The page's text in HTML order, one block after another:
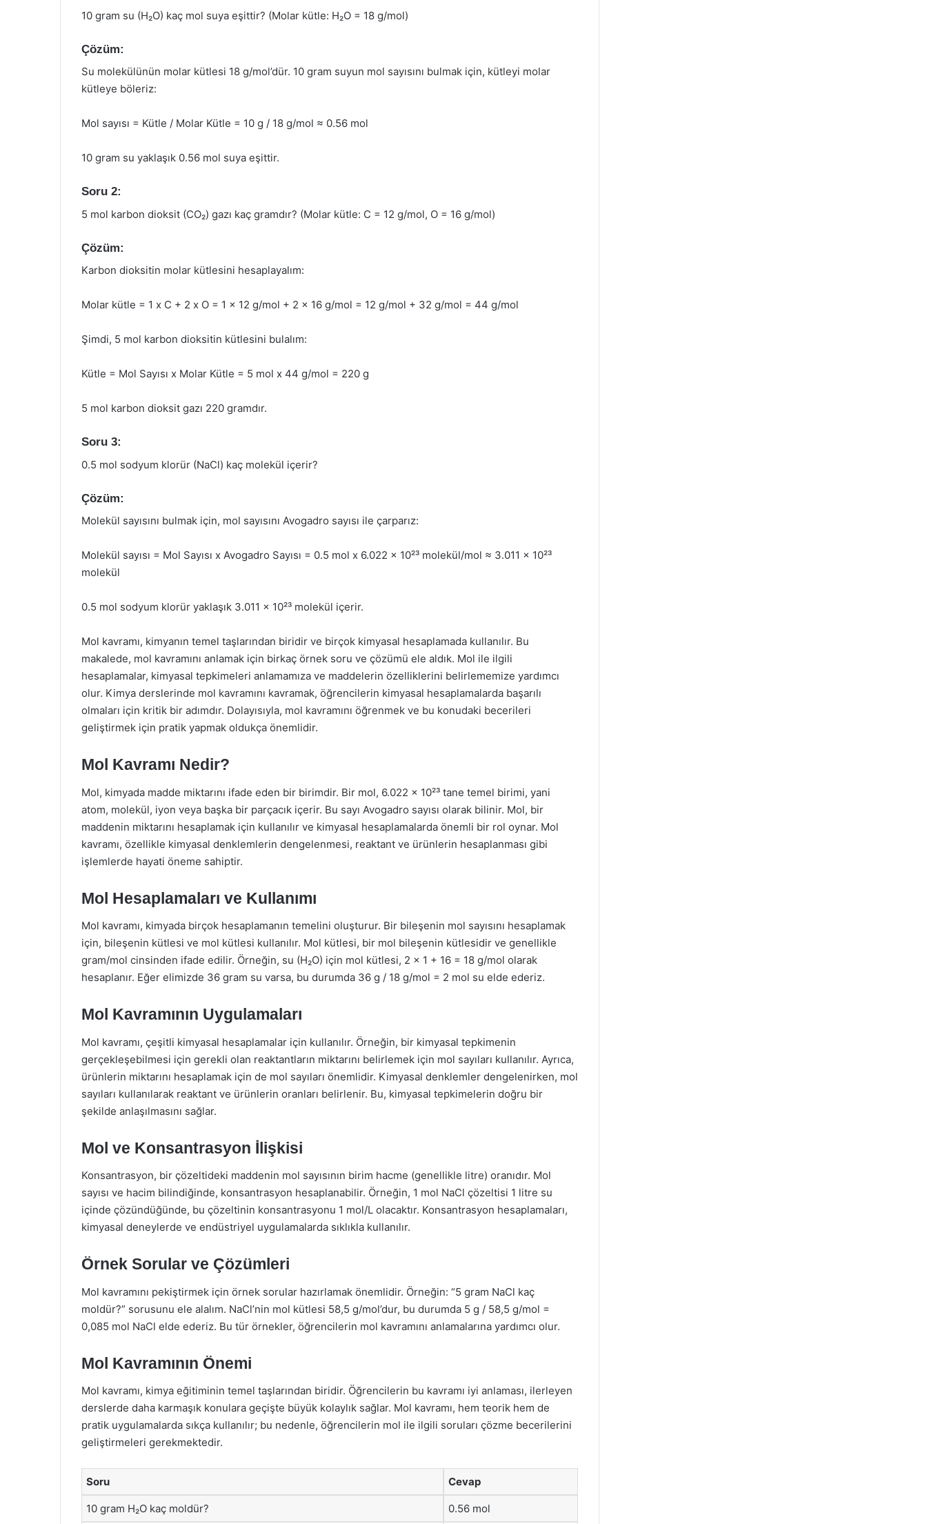
10 gram su (H₂O) kaç mol suya eşittir? (Molar kütle: H₂O = 18 g/mol)
Çözüm:
Su molekülünün molar kütlesi 18 g/mol’dür. 10 gram suyun mol sayısını bulmak için, kütleyi molar
kütleye böleriz:
Mol sayısı = Kütle / Molar Kütle = 10 g / 18 g/mol ≈ 0.56 mol
10 gram su yaklaşık 0.56 mol suya eşittir.
Soru 2:
5 mol karbon dioksit (CO₂) gazı kaç gramdır? (Molar kütle: C = 12 g/mol, O = 16 g/mol)
Çözüm:
Karbon dioksitin molar kütlesini hesaplayalım:
Molar kütle = 1 x C + 2 x O = 1 x 12 g/mol + 2 x 16 g/mol = 12 g/mol + 32 g/mol = 44 g/mol
Şimdi, 5 mol karbon dioksitin kütlesini bulalım:
Kütle = Mol Sayısı x Molar Kütle = 5 mol x 44 g/mol = 220 g
5 mol karbon dioksit gazı 220 gramdır.
Soru 3:
0.5 mol sodyum klorür (NaCl) kaç molekül içerir?
Çözüm:
Molekül sayısını bulmak için, mol sayısını Avogadro sayısı ile çarparız:
Molekül sayısı = Mol Sayısı x Avogadro Sayısı = 0.5 mol x 6.022 x 10²³ molekül/mol ≈ 3.011 x 10²³
molekül
0.5 mol sodyum klorür yaklaşık 3.011 x 10²³ molekül içerir.
Mol kavramı, kimyanın temel taşlarından biridir ve birçok kimyasal hesaplamada kullanılır. Bu
makalede, mol kavramını anlamak için birkaç örnek soru ve çözümü ele aldık. Mol ile ilgili
hesaplamalar, kimyasal tepkimeleri anlamamıza ve maddelerin özelliklerini belirlememize yardımcı
olur. Kimya derslerinde mol kavramını kavramak, öğrencilerin kimyasal hesaplamalarda başarılı
olmaları için kritik bir adımdır. Dolayısıyla, mol kavramını öğrenmek ve bu konudaki becerileri
geliştirmek için pratik yapmak oldukça önemlidir.
Mol Kavramı Nedir?
Mol, kimyada madde miktarını ifade eden bir birimdir. Bir mol, 6.022 × 10²³ tane temel birimi, yani
atom, molekül, iyon veya başka bir parçacık içerir. Bu sayı Avogadro sayısı olarak bilinir. Mol, bir
maddenin miktarını hesaplamak için kullanılır ve kimyasal hesaplamalarda önemli bir rol oynar. Mol
kavramı, özellikle kimyasal denklemlerin dengelenmesi, reaktant ve ürünlerin hesaplanması gibi
işlemlerde hayati öneme sahiptir.
Mol Hesaplamaları ve Kullanımı
Mol kavramı, kimyada birçok hesaplamanın temelini oluşturur. Bir bileşenin mol sayısını hesaplamak
için, bileşenin kütlesi ve mol kütlesi kullanılır. Mol kütlesi, bir mol bileşenin kütlesidir ve genellikle
gram/mol cinsinden ifade edilir. Örneğin, su (H₂O) için mol kütlesi, 2 × 1 + 16 = 18 g/mol olarak
hesaplanır. Eğer elimizde 36 gram su varsa, bu durumda 36 g / 18 g/mol = 2 mol su elde ederiz.
Mol Kavramının Uygulamaları
Mol kavramı, çeşitli kimyasal hesaplamalar için kullanılır. Örneğin, bir kimyasal tepkimenin
gerçekleşebilmesi için gerekli olan reaktantların miktarını belirlemek için mol sayıları kullanılır. Ayrıca,
ürünlerin miktarını hesaplamak için de mol sayıları önemlidir. Kimyasal denklemler dengelenirken, mol
sayıları kullanılarak reaktant ve ürünlerin oranları belirlenir. Bu, kimyasal tepkimelerin doğru bir
şekilde anlaşılmasını sağlar.
Mol ve Konsantrasyon İlişkisi
Konsantrasyon, bir çözeltideki maddenin mol sayısının birim hacme (genellikle litre) oranıdır. Mol
sayısı ve hacim bilindiğinde, konsantrasyon hesaplanabilir. Örneğin, 1 mol NaCl çözeltisi 1 litre su
içinde çözündüğünde, bu çözeltinin konsantrasyonu 1 mol/L olacaktır. Konsantrasyon hesaplamaları,
kimyasal deneylerde ve endüstriyel uygulamalarda sıklıkla kullanılır.
Örnek Sorular ve Çözümleri
Mol kavramını pekiştirmek için örnek sorular hazırlamak önemlidir. Örneğin: “5 gram NaCl kaç
moldür?” sorusunu ele alalım. NaCl’nin mol kütlesi 58,5 g/mol’dur, bu durumda 5 g / 58,5 g/mol =
0,085 mol NaCl elde ederiz. Bu tür örnekler, öğrencilerin mol kavramını anlamalarına yardımcı olur.
Mol Kavramının Önemi
Mol kavramı, kimya eğitiminin temel taşlarından biridir. Öğrencilerin bu kavramı iyi anlaması, ilerleyen
derslerde daha karmaşık konulara geçişte büyük kolaylık sağlar. Mol kavramı, hem teorik hem de
pratik uygulamalarda sıkça kullanılır; bu nedenle, öğrencilerin mol ile ilgili soruları çözme becerilerini
geliştirmeleri gerekmektedir.
Soru Cevap
10 gram H₂O kaç moldür? 0.56 mol